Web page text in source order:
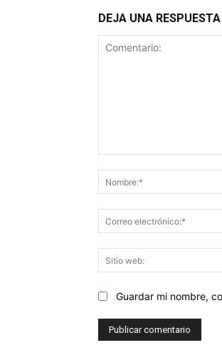
DEJA UNA RESPUESTA
Guardar mi nombre,